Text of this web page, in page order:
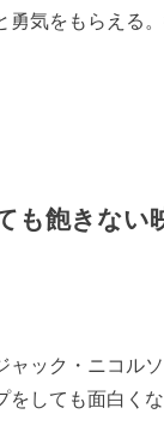
勇気をもらえる
も飽きない
ャック・ニコル
をしても面白く